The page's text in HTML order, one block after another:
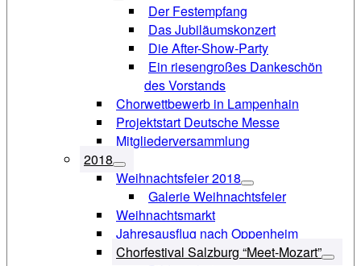
Der Festempfang
Das Jubiläumskonzert
Die After-Show-Party
Ein riesengroßes Dankeschön
des Vorstands
Chorwettbewerb in Lampenhain
Projektstart Deutsche Messe
Mitgliederversammlung
2018
Weihnachtsfeier 2018
Galerie Weihnachtsfeier
Weihnachtsmarkt
Jahresausflug nach Oppenheim
Chorfestival Salzburg “Meet-Mozart”